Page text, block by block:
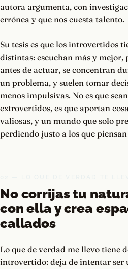
autora argumenta, con
errónea y que nos cuesta talento.
Su tesis es que los introvertidos
distintas: escuchan más y
antes de actuar, se concentran
un problema, y suelen tomar
menos impulsivas. No es que
extrovertidos, es que aportan
valiosas, y un mundo que solo
perdiendo justo a los que
No corrijas tu
con ella y crea
callados
Lo que de verdad me llevo tiene
introvertido: deja de intentar ser